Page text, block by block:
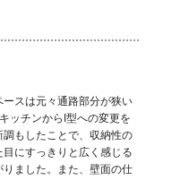
ースは元々通路部分が狭い
ッチンからI型への変更を
調もしたことで、収納性の
目にすっきりと広く感じる
りました。また、壁面の仕